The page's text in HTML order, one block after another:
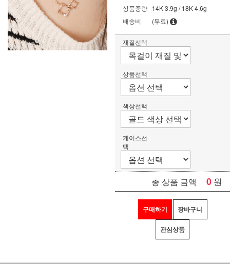
상품중량 14K 3.9g / 18K 4.6g
배송비
(무료)
재질선택
상품선택
색상선택
케이스선
택
총 상품 금액 0 원
구매하기 장바구니
관심상품